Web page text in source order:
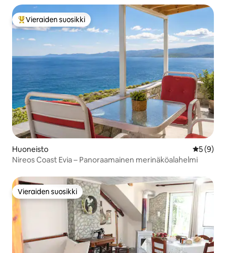
Vieraiden suosikkien parhaimmistoa
Vieraiden suosikki
Huoneisto
5 (9)
Nireos Coast Evia – Panoraamainen merinäköalahelmi
Vieraiden suosikki
Vieraiden suosikki